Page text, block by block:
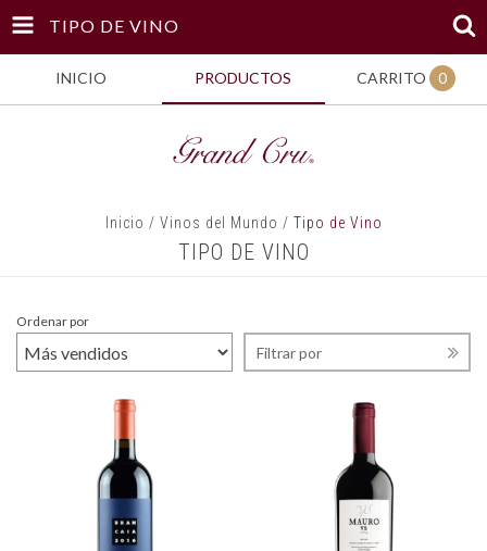
TIPO DE VINO
INICIO PRODUCTOS CARRITO 0
Inicio / Vinos del Mundo / Tipo de Vino
TIPO DE VINO
Ordenar por
Filtrar por